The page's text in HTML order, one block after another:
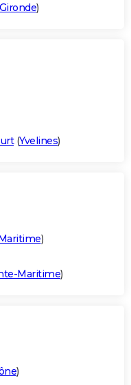
)
(Yvelines)
)
Maritime)
)